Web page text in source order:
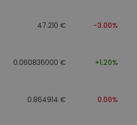
47.210 € -3.00%
0.060836000 € +1.20%
0.864914 € 0.00%